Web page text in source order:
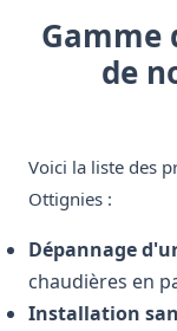
Gamme
de
Voici la liste des
Ottignies :
Dépannage
chaudières en
Installation